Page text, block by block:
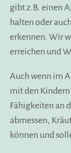
gibt z.B. einen
halten oder
erkennen. Wir
erreichen und
Auch wenn im
mit den Kindern
Fähigkeiten an
abmessen,
können und